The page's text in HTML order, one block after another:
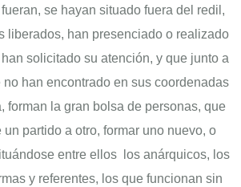
se hayan situado fuera del redil,
liberados, han presenciado o realizado
solicitado su atención, y que junto a
no han encontrado en sus coordenadas
forman la gran bolsa de personas, que
un partido a otro, formar uno nuevo, o
entre ellos los anárquicos, los
y referentes, los que funcionan sin